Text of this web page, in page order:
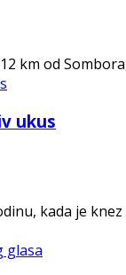
km od
ukus
kada je